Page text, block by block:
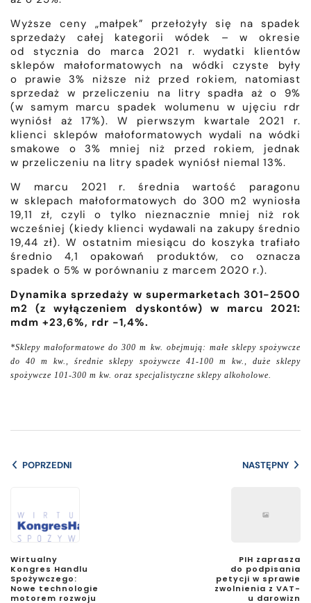
Wyższe ceny „małpek” przełożyły się na spadek
sprzedaży całej kategorii wódek – w okresie
od stycznia do marca 2021 r. wydatki klientów
sklepów małoformatowych na wódki czyste były
o prawie 3% niższe niż przed rokiem, natomiast
sprzedaż w przeliczeniu na litry spadła aż o 9%
(w samym marcu spadek wolumenu w ujęciu rdr
wyniósł aż 17%). W pierwszym kwartale 2021 r.
klienci sklepów małoformatowych wydali na wódki
smakowe o 3% mniej niż przed rokiem, jednak
w przeliczeniu na litry spadek wyniósł niemal 13%.
W marcu 2021 r. średnia wartość paragonu
w sklepach małoformatowych do 300 m2 wyniosła
19,11 zł, czyli o tylko nieznacznie mniej niż rok
wcześniej (kiedy klienci wydawali na zakupy średnio
19,44 zł). W ostatnim miesiącu do koszyka trafiało
średnio 4,1 opakowań produktów, co oznacza
spadek o 5% w porównaniu z marcem 2020 r.).
Dynamika sprzedaży w supermarketach 301-2500
m2 (z wyłączeniem dyskontów) w marcu 2021:
mdm +23,6%, rdr -1,4%.
*Sklepy małoformatowe do 300 m kw. obejmują: małe sklepy spożywcze
do 40 m kw., średnie sklepy spożywcze 41-100 m kw., duże sklepy
spożywcze 101-300 m kw. oraz specjalistyczne sklepy alkoholowe.
POPRZEDNI
Wirtualny
Kongres Handlu
Spożywczego:
Nowe technologie
motorem rozwoju
NASTĘPNY
PIH zaprasza
do podpisania
petycji w sprawie
zwolnienia z VAT-
u darowizn